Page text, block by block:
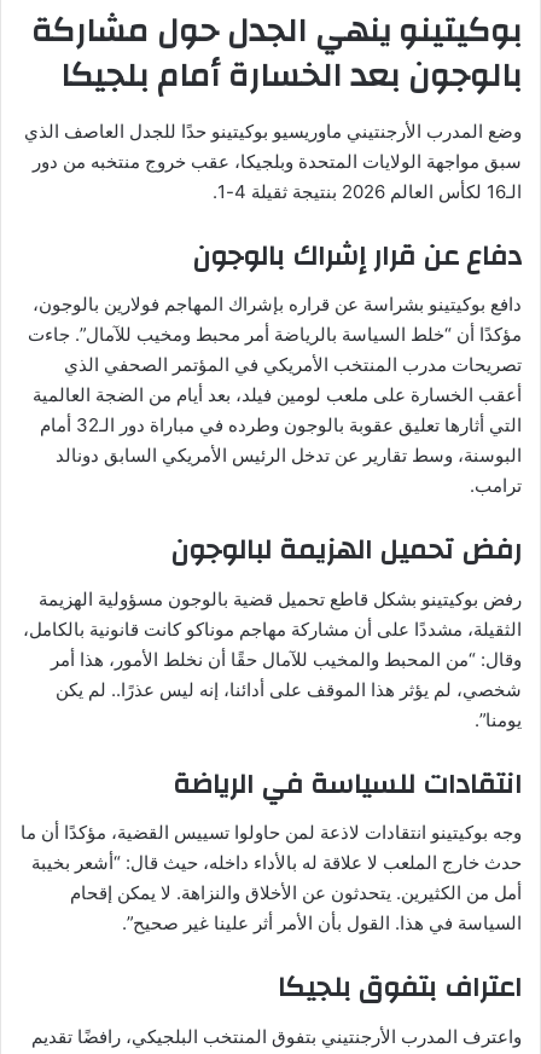
بوكيتينو ينهي الجدل حول مشاركة
بالوجون بعد الخسارة أمام بلجيكا
وضع المدرب الأرجنتيني ماوريسيو بوكيتينو حدًا للجدل العاصف الذي
سبق مواجهة الولايات المتحدة وبلجيكا، عقب خروج منتخبه من دور
الـ16 لكأس العالم 2026 بنتيجة ثقيلة 4-1.
دفاع عن قرار إشراك بالوجون
دافع بوكيتينو بشراسة عن قراره بإشراك المهاجم فولارين بالوجون،
مؤكدًا أن “خلط السياسة بالرياضة أمر محبط ومخيب للآمال”. جاءت
تصريحات مدرب المنتخب الأمريكي في المؤتمر الصحفي الذي
أعقب الخسارة على ملعب لومين فيلد، بعد أيام من الضجة العالمية
التي أثارها تعليق عقوبة بالوجون وطرده في مباراة دور الـ32 أمام
البوسنة، وسط تقارير عن تدخل الرئيس الأمريكي السابق دونالد
ترامب.
رفض تحميل الهزيمة لبالوجون
رفض بوكيتينو بشكل قاطع تحميل قضية بالوجون مسؤولية الهزيمة
الثقيلة، مشددًا على أن مشاركة مهاجم موناكو كانت قانونية بالكامل،
وقال: “من المحبط والمخيب للآمال حقًا أن نخلط الأمور، هذا أمر
شخصي، لم يؤثر هذا الموقف على أدائنا، إنه ليس عذرًا.. لم يكن
يومنا”.
انتقادات للسياسة في الرياضة
وجه بوكيتينو انتقادات لاذعة لمن حاولوا تسييس القضية، مؤكدًا أن ما
حدث خارج الملعب لا علاقة له بالأداء داخله، حيث قال: “أشعر بخيبة
أمل من الكثيرين. يتحدثون عن الأخلاق والنزاهة. لا يمكن إقحام
السياسة في هذا. القول بأن الأمر أثر علينا غير صحيح”.
اعتراف بتفوق بلجيكا
واعترف المدرب الأرجنتيني بتفوق المنتخب البلجيكي، رافضًا تقديم